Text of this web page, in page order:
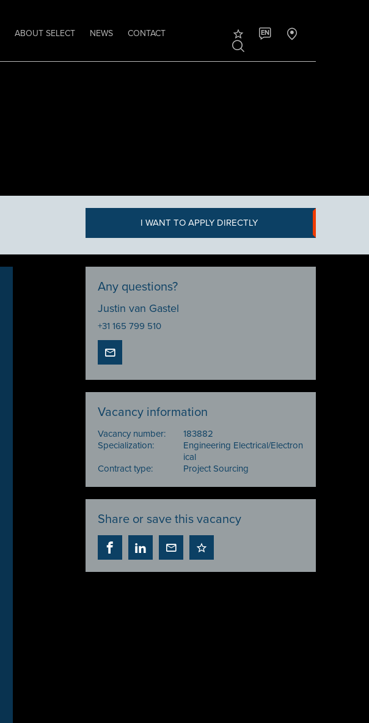
ABOUT SELECT NEWS
CONTACT
EN
I WANT TO APPLY DIRECTLY
Any questions?
Justin van Gastel
+31 165 799 510
Vacancy information
Vacancy number:
183882
Specialization:
Engineering Electrical/Electron
ical
Contract type:
Project Sourcing
Share or save this vacancy